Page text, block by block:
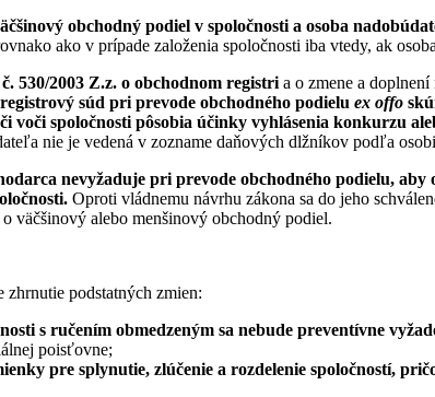
obchodný podiel v spoločnosti a osoba
ako v prípade založenia spoločnosti iba vtedy, ak
530/2003 Z.z. o obchodnom registria o zmene a
súd pri prevode obchodného podielu ex offo
voči spoločnosti pôsobia účinky vyhlásenia konkurzu
nie je vedená v zozname daňových dlžníkov podľa
nevyžaduje pri prevode obchodného podielu,
Oproti vládnemu návrhu zákona sa do jeho
väčšinový alebo menšinový obchodný podiel.
zhrnutie podstatných zmien:
s ručením obmedzeným sa nebude preventívne
poisťovne;
pre splynutie, zlúčenie a rozdelenie spoločností,